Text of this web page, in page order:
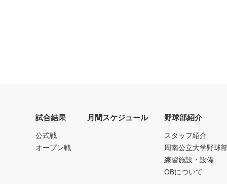
試合結果
公式戦
オープン戦
月間スケジュール 野球部紹介
スタッフ紹介
周南公立大学野球
練習施設・設備
OBについて